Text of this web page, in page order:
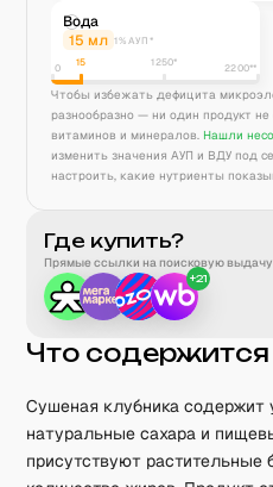
Вода
15 мл 1% АУП*
0 15 1250* 2200**
Чтобы избежать дефицита
разнообразно — ни один продукт
витаминов и минералов. Нашли
изменить значения АУП и ВДУ под
настроить, какие нутриенты
Где купить?
Прямые ссылки на поисковую
+21
Что содержится
Сушеная клубника содержит
натуральные сахара и
присутствуют растительные